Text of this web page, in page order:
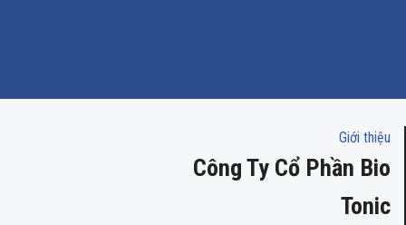
Giới thiệu
Công Ty Cổ Phần Bio
Tonic